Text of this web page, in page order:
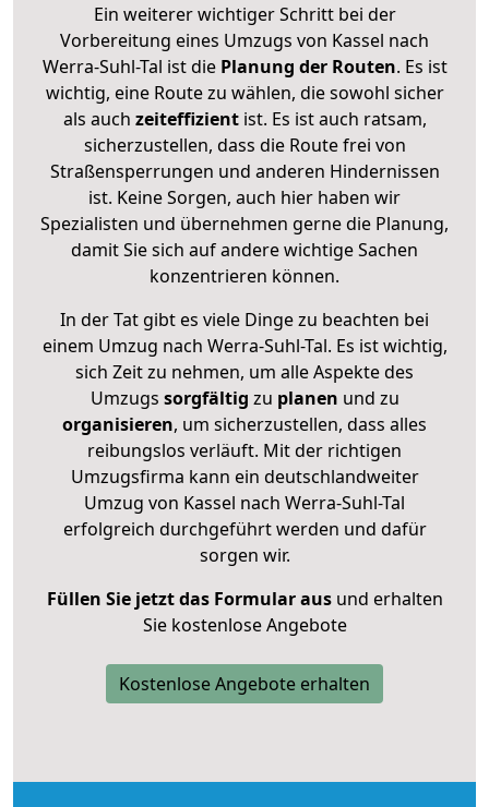
Ein weiterer wichtiger Schritt bei der
Vorbereitung eines Umzugs von Kassel nach
Werra-Suhl-Tal ist diePlanung der Routen. Es ist
wichtig, eine Route zu wählen, die sowohl sicher
als auch zeiteffizientist. Es ist auch ratsam,
sicherzustellen, dass die Route frei von
Straßensperrungen und anderen Hindernissen
ist. Keine Sorgen, auch hier haben wir
Spezialisten und übernehmen gerne die Planung,
damit Sie sich auf andere wichtige Sachen
konzentrieren können.
In der Tat gibt es viele Dinge zu beachten bei
einem Umzug nach Werra-Suhl-Tal. Es ist wichtig,
sich Zeit zu nehmen, um alle Aspekte des
Umzugs sorgfältig zu planen und zu
organisieren, um sicherzustellen, dass alles
reibungslos verläuft. Mit der richtigen
Umzugsfirma kann ein deutschlandweiter
Umzug von Kassel nach Werra-Suhl-Tal
erfolgreich durchgeführt werden und dafür
sorgen wir.
Füllen Sie jetzt das Formular ausund erhalten
Sie kostenlose Angebote
Kostenlose Angebote erhalten